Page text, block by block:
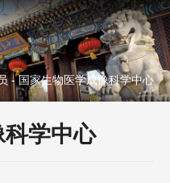
- 国家生物医学成像科学中心
科学中心